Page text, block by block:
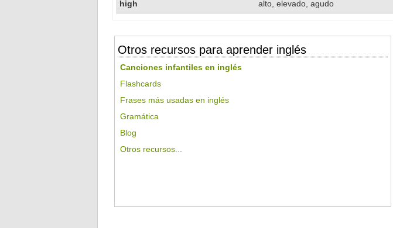
high alto, elevado, agudo
Otros recursos para aprender inglés
Canciones infantiles en inglés
Flashcards
Frases más usadas en inglés
Gramática
Blog
Otros recursos...